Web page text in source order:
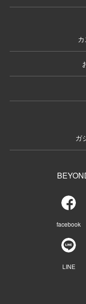
ガ
facebook
LINE